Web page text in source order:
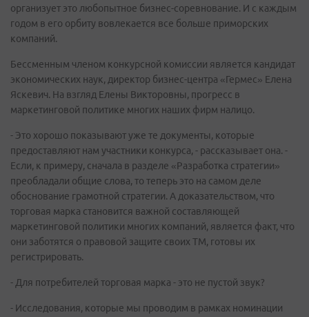
организует это любопытное бизнес-соревнование. И с каждым
годом в его орбиту вовлекается все больше приморских
компаний.
Бессменным членом конкурсной комиссии является кандидат
экономических наук, директор бизнес-центра «Гермес» Елена
Яскевич. На взгляд Елены Викторовны, прогресс в
маркетинговой политике многих наших фирм налицо.
- Это хорошо показывают уже те документы, которые
предоставляют нам участники конкурса, - рассказывает она. -
Если, к примеру, сначала в разделе «Разработка стратегии»
преобладали общие слова, то теперь это на самом деле
обоснование грамотной стратегии. А доказательством, что
торговая марка становится важной составляющей
маркетинговой политики многих компаний, является факт, что
они заботятся о правовой защите своих ТМ, готовы их
регистрировать.
- Для потребителей торговая марка - это не пустой звук?
- Исследования, которые мы проводим в рамках номинации